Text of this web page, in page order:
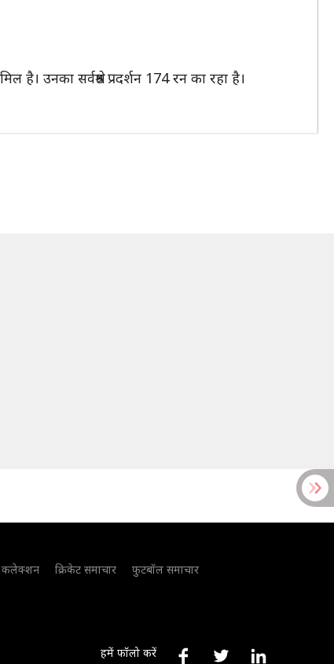
सर्वश्रेष्ठ प्रदर्शन 174 रन का रहा है।
कलेक्शन क्रिकेट समाचार
फुटबॉल समाचार
हमें फॉलो करें